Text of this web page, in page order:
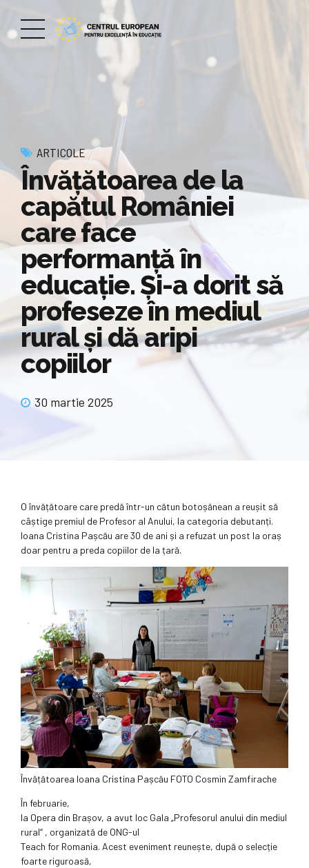
ARTICOLE
Învățătoarea de la
capătul României
care face
performanță în
educație. Și-a dorit să
profeseze în mediul
rural și dă aripi
copiilor
30 martie 2025
O învățătoare care predă într-un cătun botoșănean a reușit să
câștige premiul de Profesor al Anului, la categoria debutanți.
Ioana Cristina Pașcău are 30 de ani și a refuzat un post la oraș
doar pentru a preda copiilor de la țară.
Învățătoarea Ioana Cristina Pașcău FOTO Cosmin Zamfirache
În februarie,
la Opera din Brașov, a avut loc Gala „Profesorul anului din mediul
rural“ , organizată de ONG-ul
Teach for Romania. Acest eveniment reunește, după o selecție
foarte riguroasă,